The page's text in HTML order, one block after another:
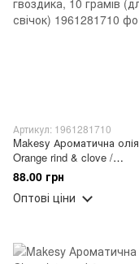
Артикул: 1961281710
Makesy Ароматична олія
Orange rind & clove /
Апельсинова цедра +
гвоздика, 10 грамів (для
свічок)
88.00 грн
Оптові ціни